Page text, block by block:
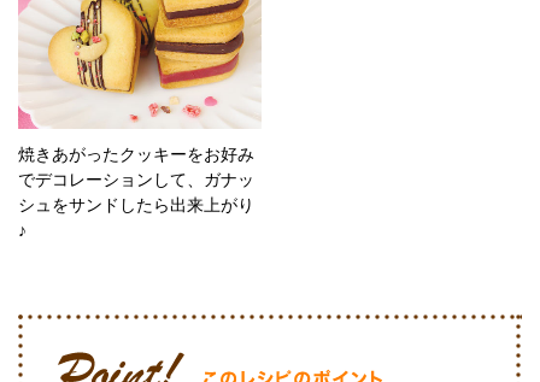
焼きあがったクッキーをお好み
でデコレーションして、ガナッ
シュをサンドしたら出来上がり
♪